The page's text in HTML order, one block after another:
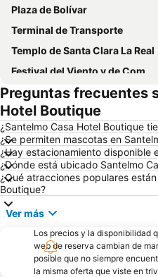
Plaza de Bolívar
Terminal de Transporte
Templo de Santa Clara La Real
Festival del Viento y de Cometas
Casa Terracota
Iglesia de Nuestra Señora del Carmen
Preguntas frecuentes
Hotel Boutique
¿Santelmo Casa Hotel Boutique
¿Se permiten mascotas en
¿Hay estacionamiento disponible
¿Dónde está ubicado Santelmo
¿Qué atracciones populares
Boutique?
Ver más
Los precios y la disponibilidad
web de reserva cambian de
posible que no siempre
la misma oferta que viste en